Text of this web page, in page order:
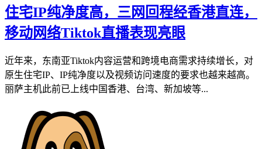
住宅IP纯净度高，三网回程经香港直连，
移动网络Tiktok直播表现亮眼
近年来，东南亚Tiktok内容运营和跨境电商需求持续增长，对
原生住宅IP、IP纯净度以及视频访问速度的要求也越来越高。
丽萨主机此前已上线中国香港、台湾、新加坡等...